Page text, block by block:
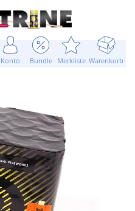
Konto Bundle Merkliste Warenkorb